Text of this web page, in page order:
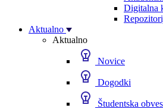
Digitalna
Aktualno
Aktualno
Novice
Dogodki
Študentska